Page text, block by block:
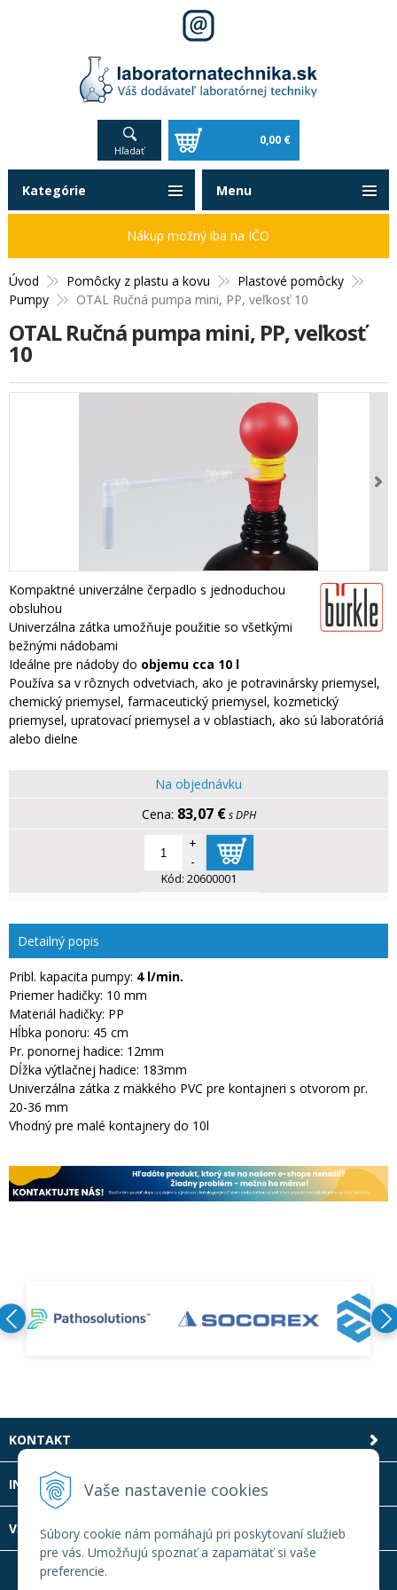
Vaše nastavenie cookies
Súbory cookie nám pomáhajú pri poskytovaní služieb
pre vás. Umožňujú spoznať a zapamätať si vaše
preferencie.
Hľadať
0,00 €
Úvod Pomôcky z plastu a kovu
Plastové pomôcky
Pumpy
OTAL Ručná pumpa mini, PP, veľkosť 10
OTAL Ručná pumpa mini, PP, veľkosť
10
Kompaktné univerzálne čerpadlo s jednoduchou
obsluhou
Univerzálna zátka umožňuje použitie so všetkými
bežnými nádobami
Ideálne pre nádoby do objemu cca 10 l
Používa sa v rôznych odvetviach, ako je potravinársky priemysel,
chemický priemysel, farmaceutický priemysel, kozmetický
priemysel, upratovací priemysel a v oblastiach, ako sú laboratóriá
alebo dielne
Na objednávku
83,07 € s DPH
+
-
Kód: 20600001
Detailný popis
Pribl. kapacita pumpy: 4 l/min.
Priemer hadičky: 10 mm
Materiál hadičky: PP
Hĺbka ponoru: 45 cm
Pr. ponornej hadice: 12mm
Dĺžka výtlačnej hadice: 183mm
Univerzálna zátka z mäkkého PVC pre kontajneri s otvorom pr.
20-36 mm
Vhodný pre malé kontajnery do 10l
Kategórie
Nákup možný iba na IČO
Menu
KONTAKT
INFOLINKA
VŠETKO O NÁKUPE